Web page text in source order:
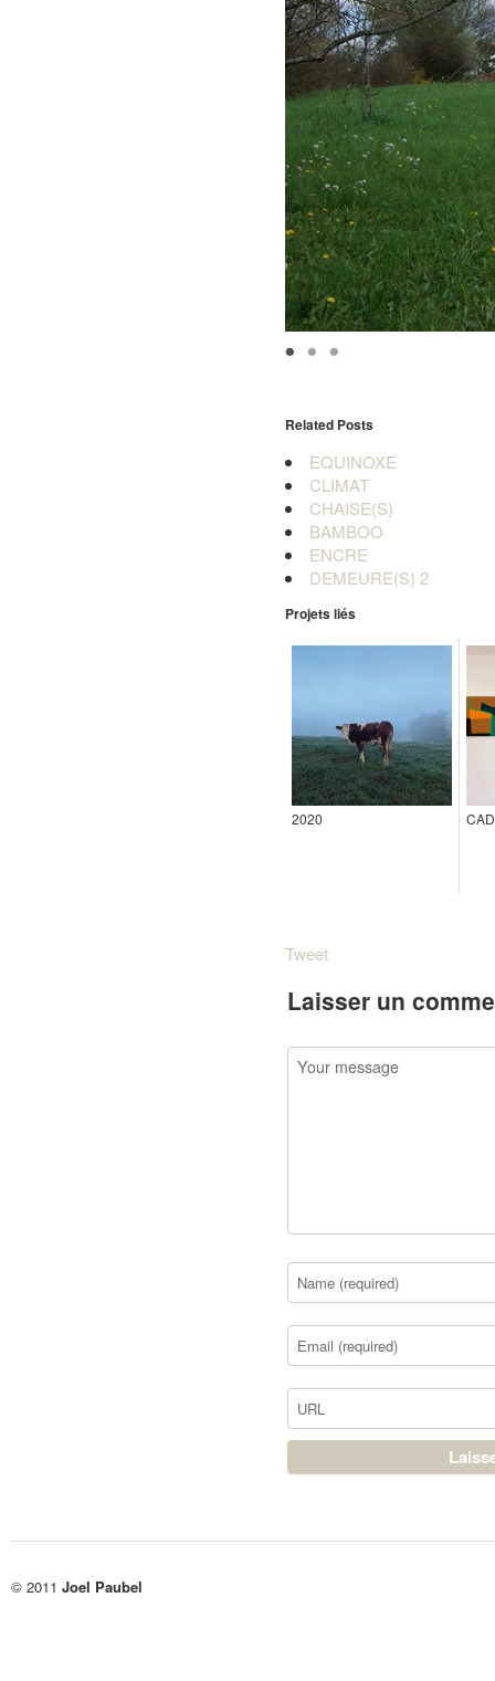
Related Posts
EQUINOXE
CLIMAT
CHAISE(S)
BAMBOO
ENCRE
DEMEURE(S) 2
Projets liés
2020
Tweet
Laisser un
© 2011 Joel Paubel